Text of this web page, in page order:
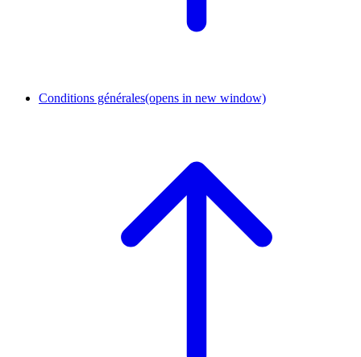
Conditions générales(opens in new window)